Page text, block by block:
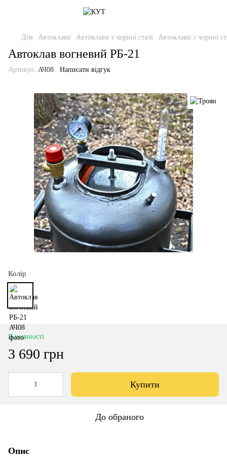
Дім Автоклави Автоклави з чорної сталі Автоклави з чорної
Автоклав вогневий РБ-21
Артикул: АЧ08 Написати відгук
Колір
В наявності
3 690 грн
Купити
До обраного
Опис